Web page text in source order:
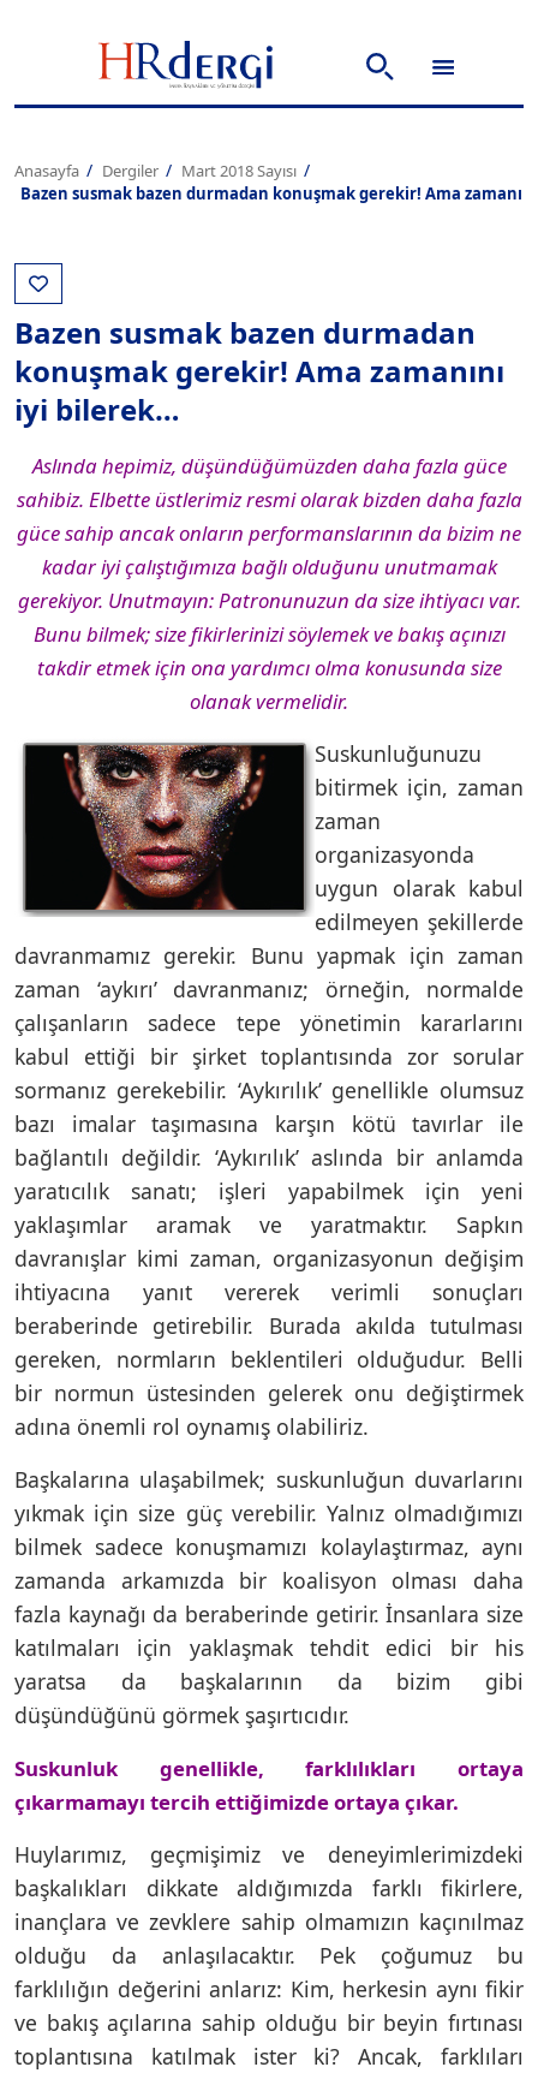
Anasayfa Dergiler
Mart 2018 Sayısı
Bazen susmak bazen durmadan konuşmak gerekir! Ama
Bazen susmak bazen durmadan
konuşmak gerekir! Ama zamanını
iyi bilerek…
Aslında hepimiz, düşündüğümüzden daha fazla güce
sahibiz. Elbette üstlerimiz resmi olarak bizden daha fazla
güce sahip ancak onların performanslarının da bizim ne
kadar iyi çalıştığımıza bağlı olduğunu unutmamak
gerekiyor. Unutmayın: Patronunuzun da size ihtiyacı var.
Bunu bilmek; size fikirlerinizi söylemek ve bakış açınızı
takdir etmek için ona yardımcı olma konusunda size
olanak vermelidir.
Suskunluğunuzu
bitirmek için, zaman
zaman
organizasyonda
uygun olarak kabul
edilmeyen şekillerde
davranmamız gerekir. Bunu yapmak için zaman
zaman ‘aykırı’ davranmanız; örneğin, normalde
çalışanların sadece tepe yönetimin kararlarını
kabul ettiği bir şirket toplantısında zor sorular
sormanız gerekebilir. ‘Aykırılık’ genellikle olumsuz
bazı imalar taşımasına karşın kötü tavırlar ile
bağlantılı değildir. ‘Aykırılık’ aslında bir anlamda
yaratıcılık sanatı; işleri yapabilmek için yeni
yaklaşımlar aramak ve yaratmaktır. Sapkın
davranışlar kimi zaman, organizasyonun değişim
ihtiyacına yanıt vererek verimli sonuçları
beraberinde getirebilir. Burada akılda tutulması
gereken, normların beklentileri olduğudur. Belli
bir normun üstesinden gelerek onu değiştirmek
adına önemli rol oynamış olabiliriz.
Başkalarına ulaşabilmek; suskunluğun duvarlarını
yıkmak için size güç verebilir. Yalnız olmadığımızı
bilmek sadece konuşmamızı kolaylaştırmaz, aynı
zamanda arkamızda bir koalisyon olması daha
fazla kaynağı da beraberinde getirir. İnsanlara size
katılmaları için yaklaşmak tehdit edici bir his
yaratsa da başkalarının da bizim gibi
düşündüğünü görmek şaşırtıcıdır.
Suskunluk genellikle, farklılıkları ortaya
çıkarmamayı tercih ettiğimizde ortaya çıkar.
Huylarımız, geçmişimiz ve deneyimlerimizdeki
başkalıkları dikkate aldığımızda farklı fikirlere,
inançlara ve zevklere sahip olmamızın kaçınılmaz
olduğu da anlaşılacaktır. Pek çoğumuz bu
farklılığın değerini anlarız: Kim, herkesin aynı fikir
ve bakış açılarına sahip olduğu bir beyin fırtınası
toplantısına katılmak ister ki? Ancak, farklıları